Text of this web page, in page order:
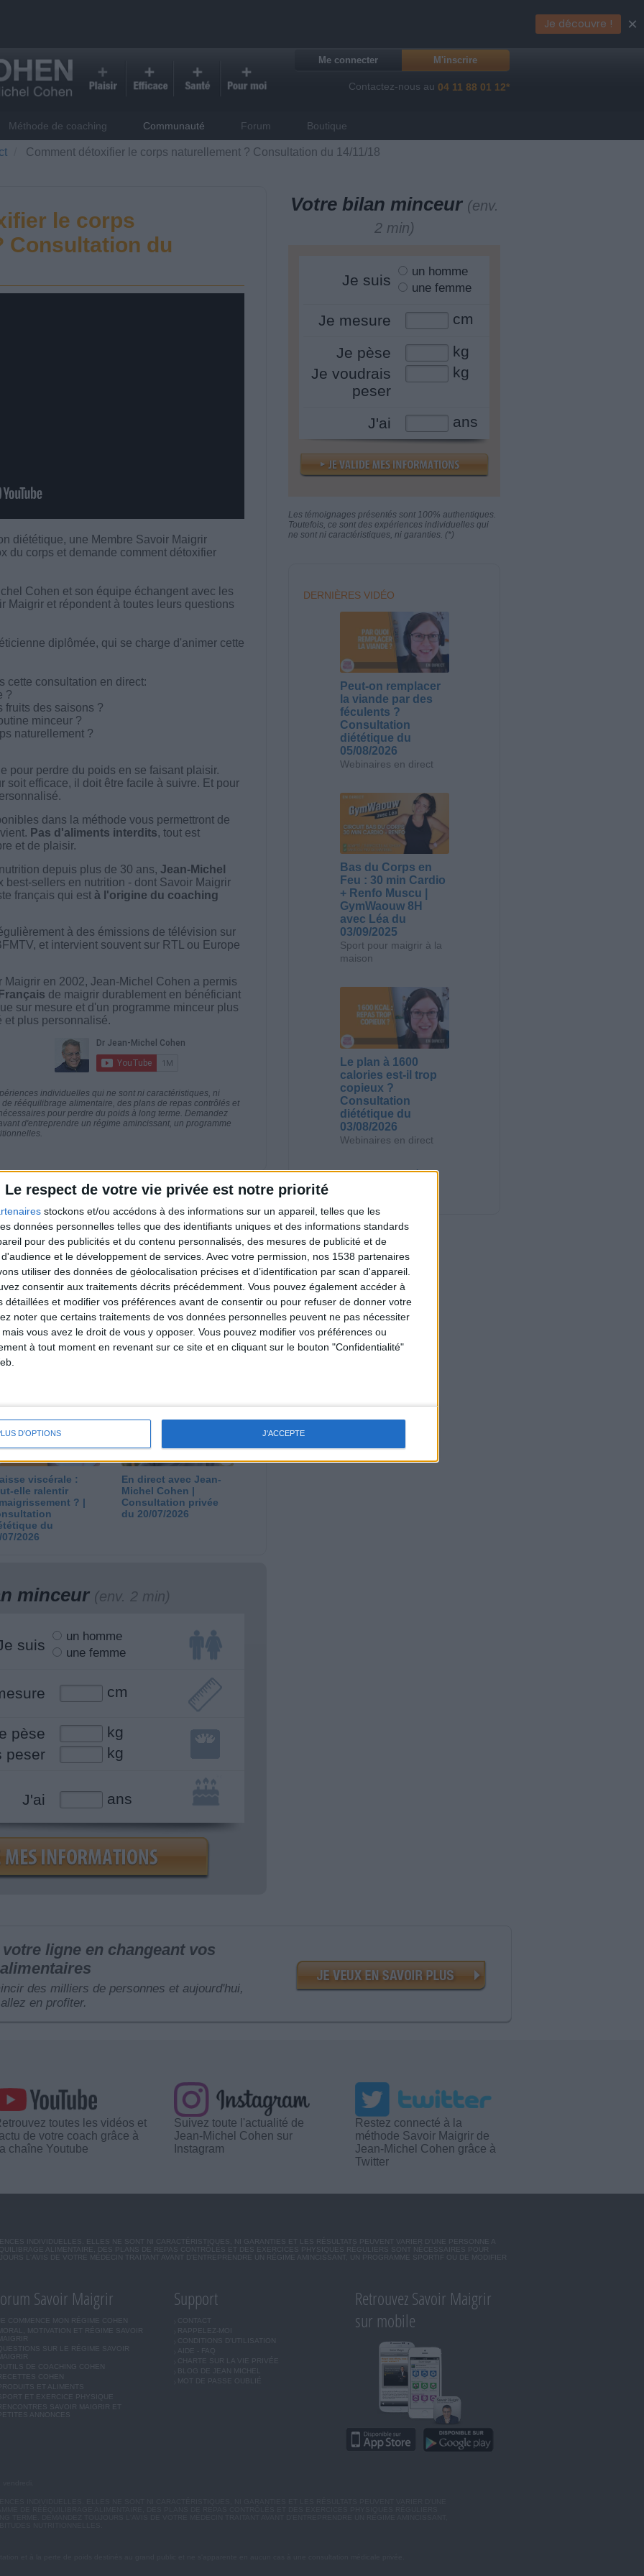
Le respect de votre vie privée est notre priorité
stockons et/ou accédons à des informations sur un appareil, telles que les
données personnelles telles que des identifiants uniques et des informations standards
pour des publicités et du contenu personnalisés, des mesures de publicité et de
et le développement de services. Avec votre permission, nos 1538 partenaires
utiliser des données de géolocalisation précises et d’identification par scan d'appareil.
consentir aux traitements décrits précédemment. Vous pouvez également accéder à
détaillées et modifier vos préférences avant de consentir ou pour refuser de donner votre
noter que certains traitements de vos données personnelles peuvent ne pas nécessiter
vous avez le droit de vous y opposer. Vous pouvez modifier vos préférences ou
à tout moment en revenant sur ce site et en cliquant sur le bouton "Confidentialité"
D'OPTIONS J'ACCEPTE
Me connecter M'inscrire
Contactez-nous au 04 11 88 01 12*
Méthode de coaching Communauté Forum Boutique
Comment détoxifier le corps naturellement ? Consultation du 14/11/18
le corps
Consultation du
diététique, une Membre Savoir Maigrir
du corps et demande comment détoxifier
Cohen et son équipe échangent avec les
Maigrir et répondent à toutes leurs questions
diplômée, qui se charge d'animer cette
cette consultation en direct:
?
fruits des saisons ?
minceur ?
naturellement ?
pour perdre du poids en se faisant plaisir.
soit efficace, il doit être facile à suivre. Et pour
dans la méthode vous permettront de
Pas d'aliments interdits, tout est
et de plaisir.
depuis plus de 30 ans, Jean-Michel
best-sellers en nutrition - dont Savoir Maigrir
français qui est à l'origine du coaching
à des émissions de télévision sur
et intervient souvent sur RTL ou Europe
Maigrir en 2002, Jean-Michel Cohen a permis
de maigrir durablement en bénéficiant
sur mesure et d'un programme minceur plus
et plus personnalisé.
individuelles qui ne sont ni caractéristiques, ni
rééquilibrage alimentaire, des plans de repas contrôlés et
pour perdre du poids à long terme. Demandez
d'entreprendre un régime amincissant, un programme
Voir tout
en live en participant à des vidéo-
et les diététiciennes du programme.
plan à 1600
est-il trop
08/2026
Comment perdre le
29/07/2026
viscérale :
elle ralentir
? |
du
07/2026
En direct avec Jean-
Michel Cohen |
Consultation privée
du 20/07/2026
minceur (env. 2 min)
suis
un homme
une femme
cm
pèse
kg
peser
kg
J'ai ans
Votre bilan minceur (env.
2 min)
Je suis
un homme
une femme
Je mesure cm
Je pèse
kg
Je voudrais
peser
kg
J'ai ans
Les témoignages présentés sont 100% authentiques.
Toutefois, ce sont des expériences individuelles qui
ne sont ni caractéristiques, ni garanties. (*)
DERNIÈRES VIDÉO
Peut-on remplacer
la viande par des
féculents ?
Consultation
diététique du
05/08/2026
Webinaires en direct
Bas du Corps en
Feu : 30 min Cardio
+ Renfo Muscu |
GymWaouw 8H
avec Léa du
03/09/2025
Sport pour maigrir à la
maison
Le plan à 1600
calories est-il trop
copieux ?
Consultation
diététique du
03/08/2026
Webinaires en direct
Nouveautés
ligne en changeant vos
des milliers de personnes et aujourd'hui,
en profiter.
toutes les vidéos et
de votre coach grâce à
chaîne Youtube
Suivez toute l'actualité de
Jean-Michel Cohen sur
Instagram
Restez connecté à la
méthode Savoir Maigrir de
Jean-Michel Cohen grâce à
Twitter
INDIVIDUELLES. ELLES NE SONT NI CARACTÉRISTIQUES, NI GARANTIES ET LES RÉSULTATS PEUVENT VARIER D'UNE PERSONNE A
ALIMENTAIRE, DES PLANS DE REPAS CONTRÔLÉS ET DES EXERCICES PHYSIQUES RÉGULIERS SONT NÉCESSAIRES POUR
L'AVIS DE VOTRE MÉDECIN TRAITANT AVANT D'ENTREPRENDRE UN RÉGIME AMINCISSANT, UN PROGRAMME SPORTIF OU DE MODIFIER
Savoir Maigrir
JE COMMENCE MON RÉGIME COHEN
MORAL, MOTIVATION ET RÉGIME SAVOIR
MAIGRIR
QUESTIONS SUR LE RÉGIME SAVOIR
MAIGRIR
OUTILS DE COACHING COHEN
RECETTES COHEN
PRODUITS ET ALIMENTS
SPORT ET EXERCICE PHYSIQUE
RENCONTRES SAVOIR MAIGRIR ET
PETITES ANNONCES
Support
CONTACT
RAPPELEZ-MOI
CONDITIONS D'UTILISATION
AIDE - FAQ
CHARTE SUR LA VIE PRIVÉE
BLOG DE JEAN MICHEL
MOT DE PASSE OUBLIÉ
Retrouvez Savoir Maigrir
sur mobile
Je découvre ! ×